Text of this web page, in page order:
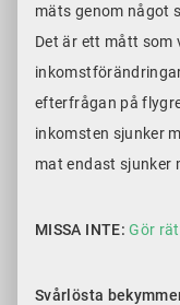
mäts genom något
Det är ett mått som
efterfrågan på
inkomsten sjunker
mat endast sjunker
MISSA INTE:Gör
Svårlösta